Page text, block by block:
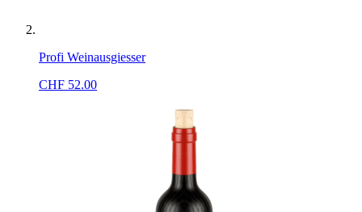
Profi Weinausgiesser
CHF 52.00